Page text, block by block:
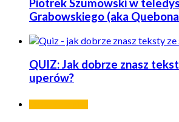
Piotrek Szumowski w
Grabowskiego (aka
QUIZ: Jak dobrze znasz
uperów?